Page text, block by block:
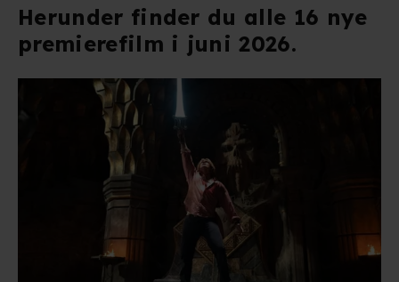
Herunder finder du alle 16 nye
premierefilm i juni 2026.